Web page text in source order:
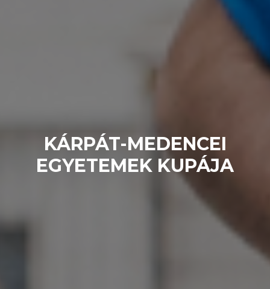
KÁRPÁT-MEDENCEI
EGYETEMEK KUPÁJA